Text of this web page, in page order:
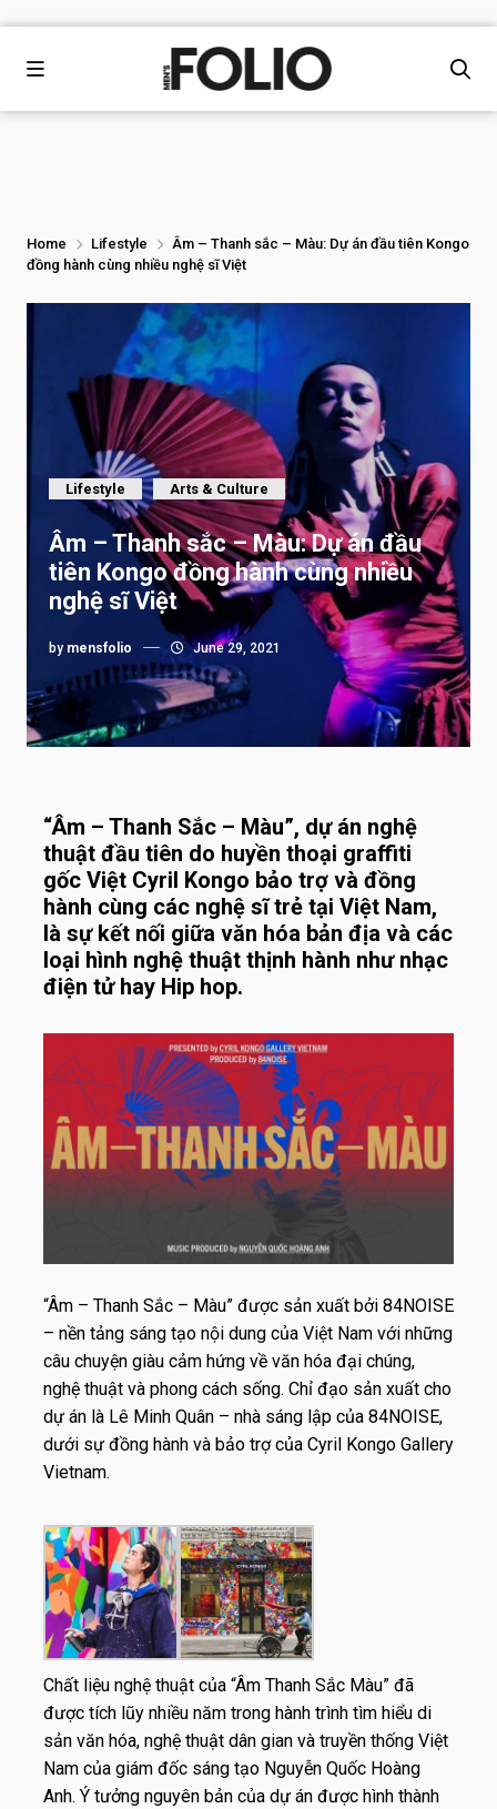
Home Lifestyle
Âm – Thanh sắc – Màu: Dự án đầu tiên Kongo
đồng hành cùng nhiều nghệ sĩ Việt
Lifestyle Arts & Culture
Âm – Thanh sắc – Màu: Dự án đầu
tiên Kongo đồng hành cùng nhiều
nghệ sĩ Việt
by mensfolio June 29, 2021
“Âm – Thanh Sắc – Màu”, dự án nghệ
thuật đầu tiên do huyền thoại graffiti
gốc Việt Cyril Kongo bảo trợ và đồng
hành cùng các nghệ sĩ trẻ tại Việt Nam,
là sự kết nối giữa văn hóa bản địa và các
loại hình nghệ thuật thịnh hành như nhạc
điện tử hay Hip hop.
“Âm – Thanh Sắc – Màu” được sản xuất bởi 84NOISE
– nền tảng sáng tạo nội dung của Việt Nam với những
câu chuyện giàu cảm hứng về văn hóa đại chúng,
nghệ thuật và phong cách sống. Chỉ đạo sản xuất cho
dự án là Lê Minh Quân – nhà sáng lập của 84NOISE,
dưới sự đồng hành và bảo trợ của Cyril Kongo Gallery
Vietnam.
Chất liệu nghệ thuật của “Âm Thanh Sắc Màu” đã
được tích lũy nhiều năm trong hành trình tìm hiểu di
sản văn hóa, nghệ thuật dân gian và truyền thống Việt
Nam của giám đốc sáng tạo Nguyễn Quốc Hoàng
Anh. Ý tưởng nguyên bản của dự án được hình thành